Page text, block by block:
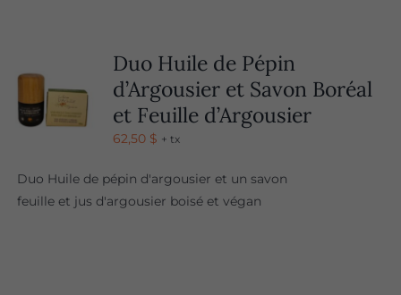
Duo Huile de Pépin
d’Argousier et Savon Boréal
et Feuille d’Argousier
62,50 $ + tx
Duo Huile de pépin d'argousier et un savon
feuille et jus d'argousier boisé et végan